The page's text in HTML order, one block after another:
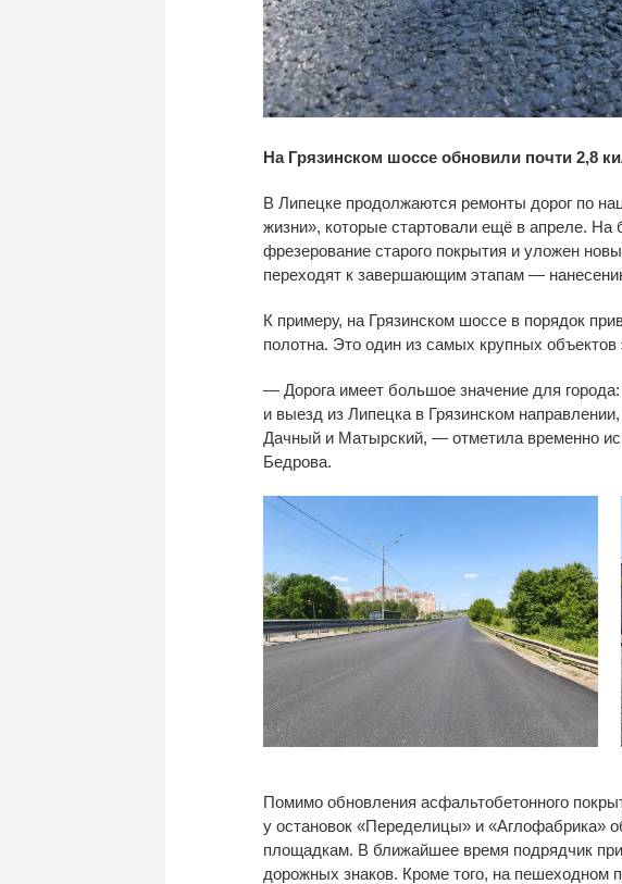
На Грязинском шоссе обновили почти 2,8
В Липецке продолжаются ремонты дорог по
жизни», которые стартовали ещё в апреле. На
фрезерование старого покрытия и уложен
переходят к завершающим этапам —
К примеру, на Грязинском шоссе в порядок
полотна. Это один из самых крупных объектов
— Дорога имеет большое значение для
и выезд из Липецка в Грязинском
Дачный и Матырский, — отметила временно
Бедрова.
Помимо обновления асфальтобетонного
у остановок «Переделицы» и «Аглофабрика»
площадкам. В ближайшее время подрядчик
дорожных знаков. Кроме того, на пешеходном